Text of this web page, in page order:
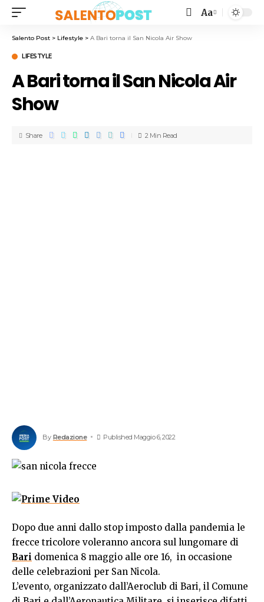
Aa
Salento Post > Lifestyle > A Bari torna il San Nicola Air Show
LIFESTYLE
A Bari torna il San Nicola Air
Show
By Redazione Published Maggio 6, 2022
Share 2 Min Read
Dopo due anni dallo stop imposto dalla pandemia le
frecce tricolore voleranno ancora sul lungomare di
Bari domenica 8 maggio alle ore 16, in occasione
delle celebrazioni per San Nicola.
L’evento, organizzato dall’Aeroclub di Bari, il Comune